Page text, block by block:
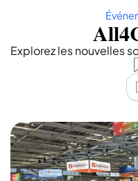
Explorez les nouvelles